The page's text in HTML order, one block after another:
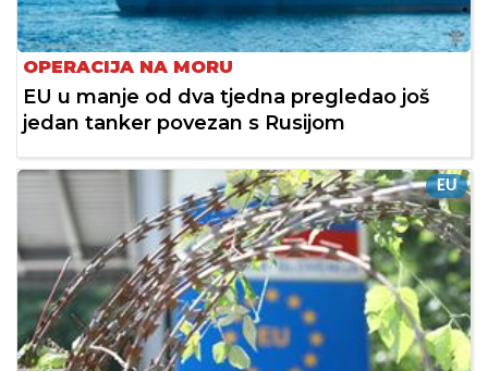
OPERACIJA NA MORU
EU u manje od dva tjedna pregledao još
jedan tanker povezan s Rusijom
EU